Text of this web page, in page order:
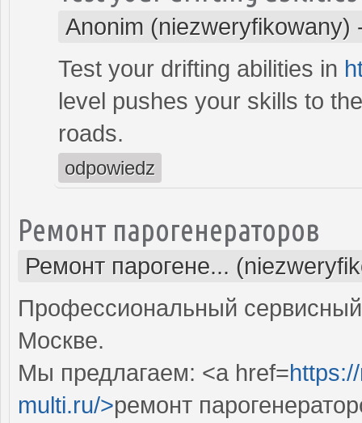
Anonim (niezweryfikowany)
Test your drifting abilities in
level pushes your skills to
roads.
odpowiedz
Ремонт парогенераторов
Ремонт парогене...
Профессиональный
Москве.
Мы предлагаем: <a href=
multi.ru/>ремонт